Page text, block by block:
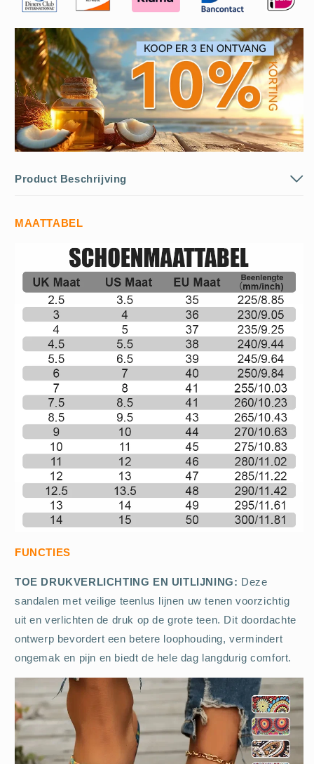
gecombineerdgecombineerd
Product Beschrijving
MAATTABEL
FUNCTIES
TOE DRUKVERLICHTING EN UITLIJNING: Deze
sandalen met veilige teenlus lijnen uw tenen voorzichtig
uit en verlichten de druk op de grote teen. Dit doordachte
ontwerp bevordert een betere loophouding, vermindert
ongemak en pijn en biedt de hele dag langdurig comfort.